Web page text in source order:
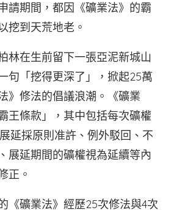
請期間，都因《礦業法》的霸
挖到天荒地老。
林在生前留下一張亞泥新城山
句「挖得更深了」，掀起25萬
》修法的倡議浪潮。《礦業
王條款」，其中包括每次礦權
延採原則准許、例外駁回、不
展延期間的礦權視為延續等內
正。
《礦業法》經歷25次修法與4次